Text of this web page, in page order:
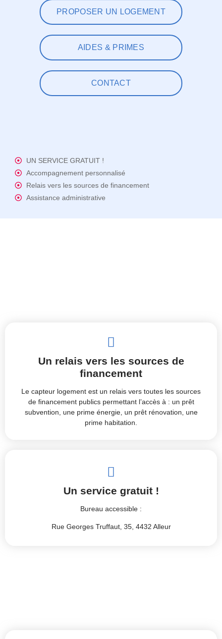
PROPOSER UN LOGEMENT
AIDES & PRIMES
CONTACT
UN SERVICE GRATUIT !
Accompagnement personnalisé
Relais vers les sources de financement
Assistance administrative
Un relais vers les sources de
financement
Le capteur logement est un relais vers toutes les sources
de financement publics permettant l’accès à : un prêt
subvention, une prime énergie, un prêt rénovation, une
prime habitation.
Un service gratuit !
Bureau accessible :
Rue Georges Truffaut, 35, 4432 Alleur